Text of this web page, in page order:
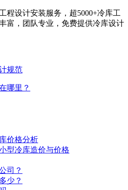
程设计安装服务，超5000+冷库工
富，团队专业，免费提供冷库设计
规范
哪里？
价格分析
型冷库造价与价格
司？
少？